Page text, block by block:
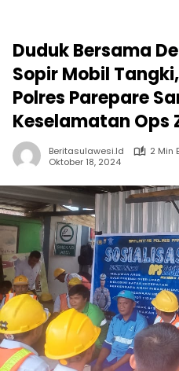
Duduk Bersama
Sopir Mobil
Polres Parepare
Keselamatan Ops
Beritasulawesi.id
2 Min
Oktober 18, 2024